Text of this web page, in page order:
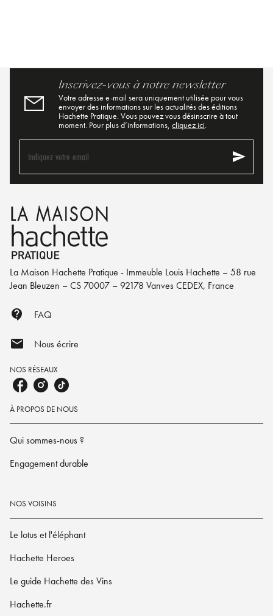
Inscrivez-vous à notre newsletter
Votre adresse e-mail sera uniquement utilisée pour vous
envoyer des informations sur les actualités des éditions
Hachette Pratique. Vous pouvez vous désinscrire à tout
moment. Pour plus d’informations, cliquez ici.
Indiquez votre email send
La Maison Hachette Pratique - Immeuble Louis Hachette – 58 rue
Jean Bleuzen – CS 70007 – 92178 Vanves CEDEX, France
contact_support FAQ
mail Nous écrire
NOS RÉSEAUX
À PROPOS DE NOUS
Qui sommes-nous ?
Engagement durable
NOS VOISINS
Le lotus et l'éléphant
Hachette Heroes
Le guide Hachette des Vins
Hachette.fr